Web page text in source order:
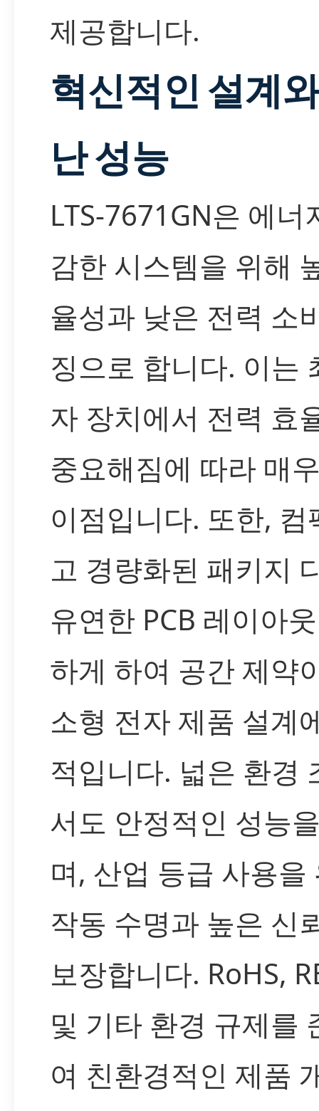
제공합니다.
혁신적인 설계
난 성능
LTS-7671GN은 에너
감한 시스템을 위해
율성과 낮은 전력 소
징으로 합니다. 이는
자 장치에서 전력 효
중요해짐에 따라 매
이점입니다. 또한, 컴
고 경량화된 패키지
유연한 PCB 레이아
하게 하여 공간 제약
소형 전자 제품 설계
적입니다. 넓은 환경
서도 안정적인 성능
며, 산업 등급 사용을
작동 수명과 높은 신
보장합니다. RoHS,
및 기타 환경 규제를
여 친환경적인 제품